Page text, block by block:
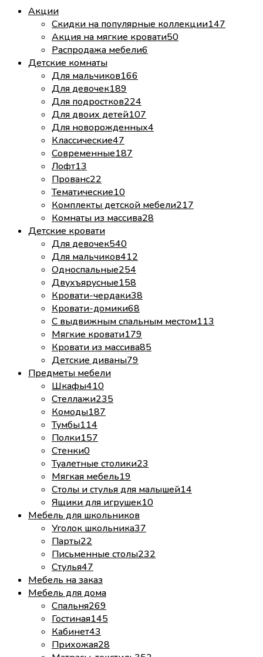
Акции
Скидки на популярные коллекции147
Акция на мягкие кровати50
Распродажа мебели6
Детские комнаты
Для мальчиков166
Для девочек189
Для подростков224
Для двоих детей107
Для новорожденных4
Классические47
Современные187
Лофт13
Прованс22
Тематические10
Комплекты детской мебели217
Комнаты из массива28
Детские кровати
Для девочек540
Для мальчиков412
Односпальные254
Двухъярусные158
Кровати-чердаки38
Кровати-домики68
С выдвижным спальным местом113
Мягкие кровати179
Кровати из массива85
Детские диваны79
Предметы мебели
Шкафы410
Стеллажи235
Комоды187
Тумбы114
Полки157
Стенки0
Туалетные столики23
Мягкая мебель19
Столы и стулья для малышей14
Ящики для игрушек10
Мебель для школьников
Уголок школьника37
Парты22
Письменные столы232
Стулья47
Мебель на заказ
Мебель для дома
Спальня269
Гостиная145
Кабинет43
Прихожая28